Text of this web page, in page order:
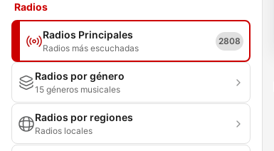
Radios
Radios Principales
Radios más escuchadas
2808
Radios por género
15 géneros musicales
Radios por regiones
Radios locales